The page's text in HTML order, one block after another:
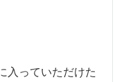
入っていただけた